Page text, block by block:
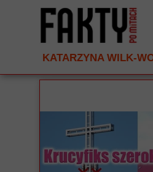
KATARZYNA WILK-